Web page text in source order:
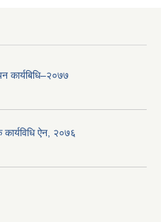
कार्यबिधि–२०७७
कार्यविधि ऐन, २०७६